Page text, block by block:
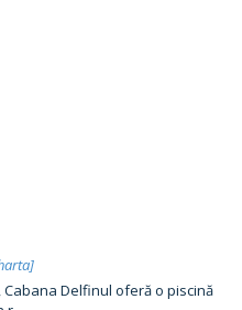
Delfinul oferă o piscină